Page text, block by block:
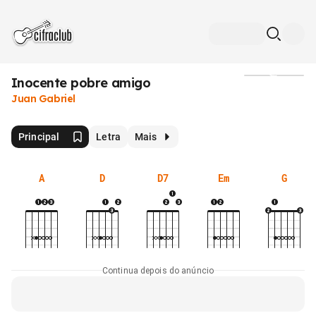
Inocente pobre amigo
Juan Gabriel
Principal Letra Mais
A D D7 Em G
Continua depois do anúncio